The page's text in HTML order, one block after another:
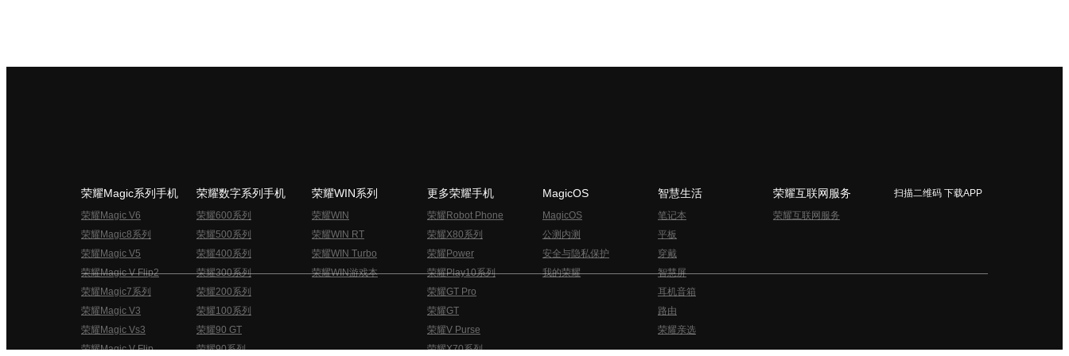
荣耀Magic系列手机
荣耀Magic V6
荣耀Magic8系列
荣耀Magic V5
荣耀Magic V Flip2
荣耀Magic7系列
荣耀Magic V3
荣耀Magic Vs3
荣耀Magic V Flip
荣耀数字系列手机
荣耀600系列
荣耀500系列
荣耀400系列
荣耀300系列
荣耀200系列
荣耀100系列
荣耀90 GT
荣耀90系列
荣耀WIN系列
荣耀WIN
荣耀WIN RT
荣耀WIN Turbo
荣耀WIN游戏本
更多荣耀手机
荣耀Robot Phone
荣耀X80系列
荣耀Power
荣耀Play10系列
荣耀GT Pro
荣耀GT
荣耀V Purse
荣耀X70系列
MagicOS
MagicOS
公测内测
安全与隐私保护
我的荣耀
智慧生活
笔记本
平板
穿戴
智慧屏
耳机音箱
路由
荣耀亲选
荣耀互联网服务
荣耀互联网服务
扫描二维码 下载APP